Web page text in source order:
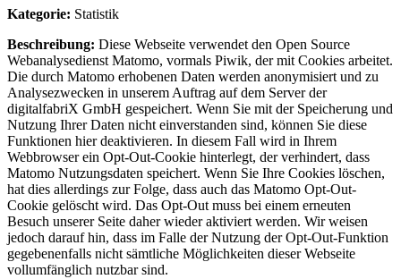
Kategorie: Statistik
Beschreibung: Diese Webseite verwendet den Open Source
Webanalysedienst Matomo, vormals Piwik, der mit Cookies arbeitet.
Die durch Matomo erhobenen Daten werden anonymisiert und zu
Analysezwecken in unserem Auftrag auf dem Server der
digitalfabriX GmbH gespeichert. Wenn Sie mit der Speicherung und
Nutzung Ihrer Daten nicht einverstanden sind, können Sie diese
Funktionen hier deaktivieren. In diesem Fall wird in Ihrem
Webbrowser ein Opt-Out-Cookie hinterlegt, der verhindert, dass
Matomo Nutzungsdaten speichert. Wenn Sie Ihre Cookies löschen,
hat dies allerdings zur Folge, dass auch das Matomo Opt-Out-
Cookie gelöscht wird. Das Opt-Out muss bei einem erneuten
Besuch unserer Seite daher wieder aktiviert werden. Wir weisen
jedoch darauf hin, dass im Falle der Nutzung der Opt-Out-Funktion
gegebenenfalls nicht sämtliche Möglichkeiten dieser Webseite
vollumfänglich nutzbar sind.